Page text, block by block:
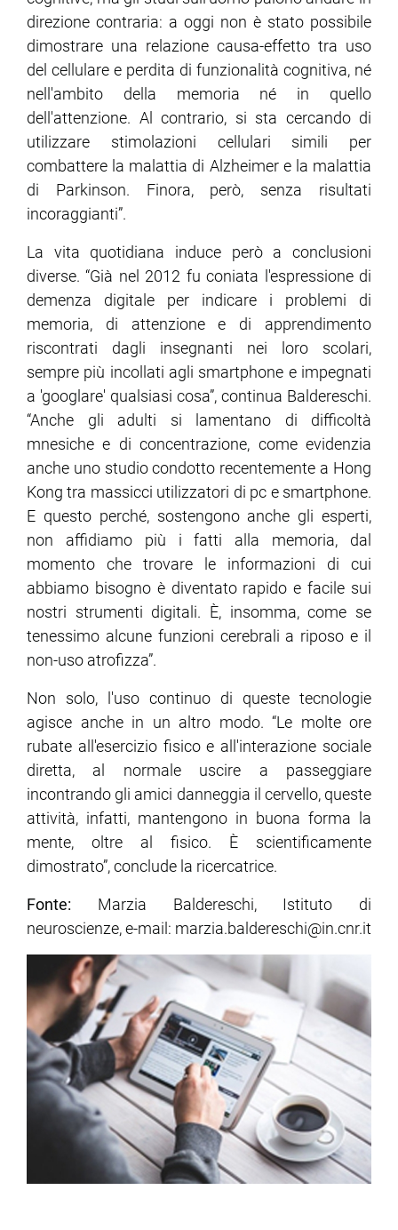
direzione contraria: a oggi non è stato possibile
dimostrare una relazione causa-effetto tra uso
del cellulare e perdita di funzionalità cognitiva, né
nell'ambito della memoria né in quello
dell'attenzione. Al contrario, si sta cercando di
utilizzare stimolazioni cellulari simili per
combattere la malattia di Alzheimer e la malattia
di Parkinson. Finora, però, senza risultati
incoraggianti”.
La vita quotidiana induce però a conclusioni
diverse. “Già nel 2012 fu coniata l'espressione di
demenza digitale per indicare i problemi di
memoria, di attenzione e di apprendimento
riscontrati dagli insegnanti nei loro scolari,
sempre più incollati agli smartphone e impegnati
a 'googlare' qualsiasi cosa”, continua Baldereschi.
“Anche gli adulti si lamentano di difficoltà
mnesiche e di concentrazione, come evidenzia
anche uno studio condotto recentemente a Hong
Kong tra massicci utilizzatori di pc e smartphone.
E questo perché, sostengono anche gli esperti,
non affidiamo più i fatti alla memoria, dal
momento che trovare le informazioni di cui
abbiamo bisogno è diventato rapido e facile sui
nostri strumenti digitali. È, insomma, come se
tenessimo alcune funzioni cerebrali a riposo e il
non-uso atrofizza”.
Non solo, l'uso continuo di queste tecnologie
agisce anche in un altro modo. “Le molte ore
rubate all'esercizio fisico e all'interazione sociale
diretta, al normale uscire a passeggiare
incontrando gli amici danneggia il cervello, queste
attività, infatti, mantengono in buona forma la
mente, oltre al fisico. È scientificamente
dimostrato”, conclude la ricercatrice.
Fonte: Marzia Baldereschi, Istituto di
neuroscienze, e-mail: marzia.baldereschi@in.cnr.it